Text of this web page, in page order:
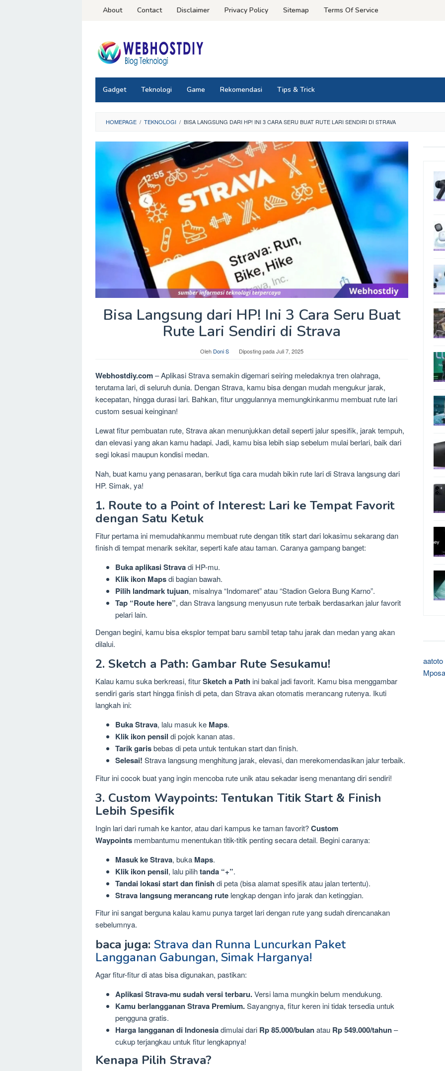
About Contact Disclaimer Privacy Policy Sitemap Terms Of Service
Gadget Teknologi Game Rekomendasi Tips & Trick
HOMEPAGE / TEKNOLOGI / BISA LANGSUNG DARI HP! INI 3 CARA SERU BUAT RUTE LARI SENDIRI DI STRAVA
Bisa Langsung dari HP! Ini 3 Cara Seru Buat
Rute Lari Sendiri di Strava
Oleh Doni S Diposting padaJuli 7, 2025
Webhostdiy.com– Aplikasi Strava semakin digemari seiring meledaknya tren olahraga,
terutama lari, di seluruh dunia. Dengan Strava, kamu bisa dengan mudah mengukur jarak,
kecepatan, hingga durasi lari. Bahkan, fitur unggulannya memungkinkanmu membuat rute lari
custom sesuai keinginan!
Lewat fitur pembuatan rute, Strava akan menunjukkan detail seperti jalur spesifik, jarak tempuh,
dan elevasi yang akan kamu hadapi. Jadi, kamu bisa lebih siap sebelum mulai berlari, baik dari
segi lokasi maupun kondisi medan.
Nah, buat kamu yang penasaran, berikut tiga cara mudah bikin rute lari di Strava langsung dari
HP. Simak, ya!
1. Route to a Point of Interest: Lari ke Tempat Favorit
dengan Satu Ketuk
Fitur pertama ini memudahkanmu membuat rute dengan titik start dari lokasimu sekarang dan
finish di tempat menarik sekitar, seperti kafe atau taman. Caranya gampang banget:
Buka aplikasi Stravadi HP-mu.
Klik ikon Mapsdi bagian bawah.
Pilih landmark tujuan, misalnya “Indomaret” atau “Stadion Gelora Bung Karno”.
Tap “Route here”, dan Strava langsung menyusun rute terbaik berdasarkan jalur favorit
pelari lain.
Dengan begini, kamu bisa eksplor tempat baru sambil tetap tahu jarak dan medan yang akan
dilalui.
2. Sketch a Path: Gambar Rute Sesukamu!
Kalau kamu suka berkreasi, fiturSketch a Path ini bakal jadi favorit. Kamu bisa menggambar
sendiri garis start hingga finish di peta, dan Strava akan otomatis merancang rutenya. Ikuti
langkah ini:
Buka Strava, lalu masuk ke Maps.
Klik ikon pensil di pojok kanan atas.
Tarik garisbebas di peta untuk tentukan start dan finish.
Selesai! Strava langsung menghitung jarak, elevasi, dan merekomendasikan jalur terbaik.
Fitur ini cocok buat yang ingin mencoba rute unik atau sekadar iseng menantang diri sendiri!
3. Custom Waypoints: Tentukan Titik Start & Finish
Lebih Spesifik
Ingin lari dari rumah ke kantor, atau dari kampus ke taman favorit?Custom
Waypoints membantumu menentukan titik-titik penting secara detail. Begini caranya:
Masuk ke Strava, buka Maps.
Klik ikon pensil, lalu pilihtanda “+”.
Tandai lokasi start dan finish di peta (bisa alamat spesifik atau jalan tertentu).
Strava langsung merancang rute lengkap dengan info jarak dan ketinggian.
Fitur ini sangat berguna kalau kamu punya target lari dengan rute yang sudah direncanakan
sebelumnya.
baca juga: Strava dan Runna Luncurkan Paket
Langganan Gabungan, Simak Harganya!
Agar fitur-fitur di atas bisa digunakan, pastikan:
Aplikasi Strava-mu sudah versi terbaru.Versi lama mungkin belum mendukung.
Kamu berlangganan Strava Premium.Sayangnya, fitur keren ini tidak tersedia untuk
pengguna gratis.
Harga langganan di Indonesiadimulai dari Rp 85.000/bulanatau Rp 549.000/tahun–
cukup terjangkau untuk fitur lengkapnya!
Kenapa Pilih Strava?
aatoto